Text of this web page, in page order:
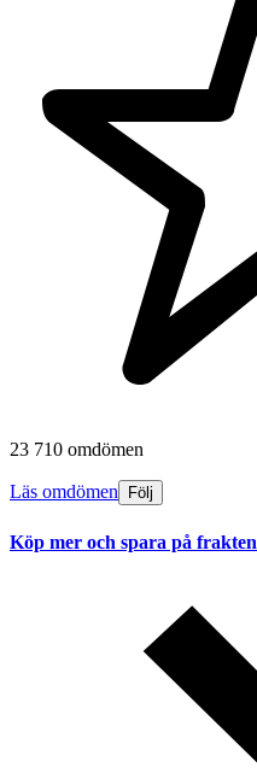
23 710 omdömen
Läs omdömen Följ
Köp mer och spara på frakten